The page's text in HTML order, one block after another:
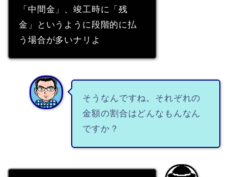
「中間金」、竣工時に「残
金」というように段階的に払
う場合が多いナリよ
そうなんですね。それぞれの
金額の割合はどんなもんなん
ですか？